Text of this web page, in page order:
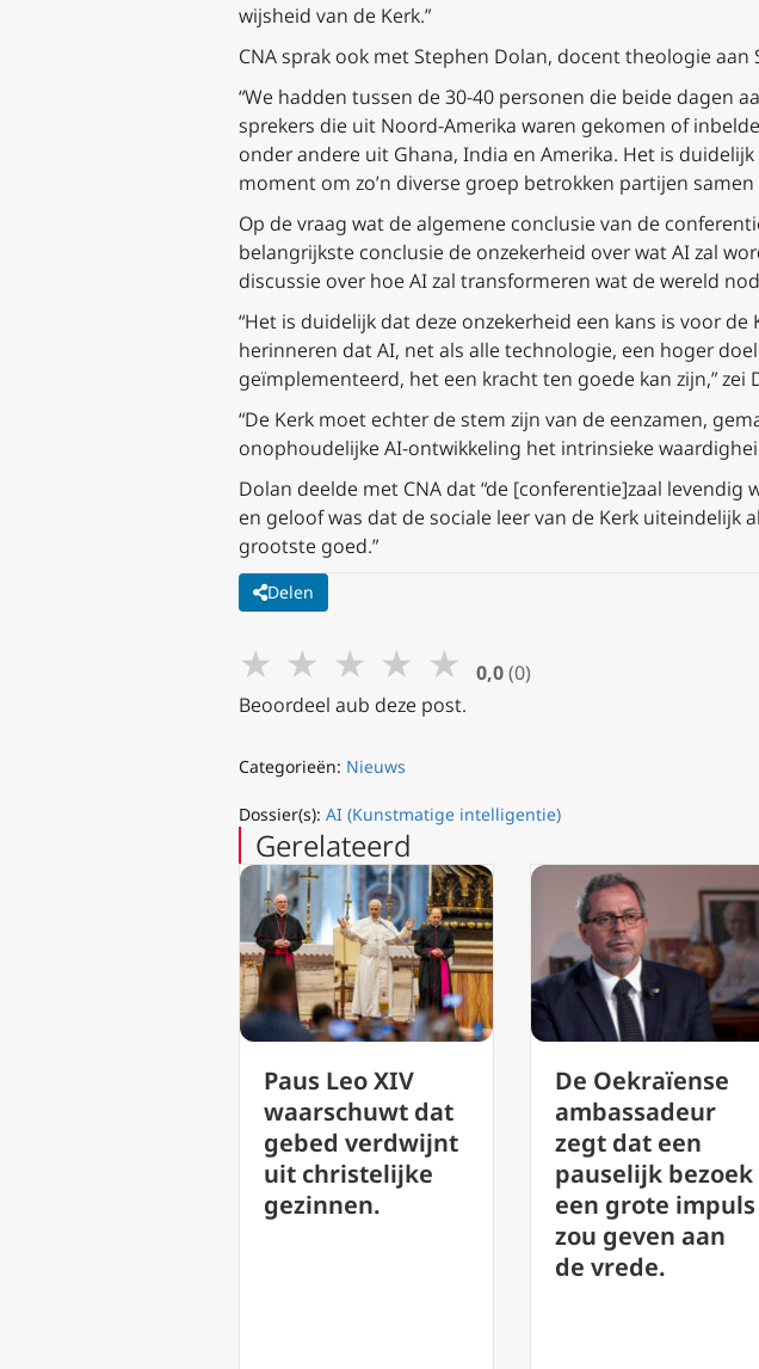
wijsheid van de Kerk.”
CNA sprak ook met Stephen Dolan, docent theologie aan
“We hadden tussen de 30-40 personen die beide dagen
sprekers die uit Noord-Amerika waren gekomen of
onder andere uit Ghana, India en Amerika. Het is
moment om zo’n diverse groep betrokken partijen samen
Op de vraag wat de algemene conclusie van de
belangrijkste conclusie de onzekerheid over wat AI zal
discussie over hoe AI zal transformeren wat de wereld
“Het is duidelijk dat deze onzekerheid een kans is voor
herinneren dat AI, net als alle technologie, een hoger
geïmplementeerd, het een kracht ten goede kan zijn,” zei
“De Kerk moet echter de stem zijn van de eenzamen,
onophoudelijke AI-ontwikkeling het intrinsieke
Dolan deelde met CNA dat “de [conferentie]zaal
en geloof was dat de sociale leer van de Kerk
grootste goed.”
Delen
★ ★ ★ ★ ★ 0,0 (0)
Beoordeel aub deze post.
Categorieën: Nieuws
Dossier(s): AI (Kunstmatige intelligentie)
Gerelateerd
De Oekraïense
ambassadeur
zegt dat een
pauselijk bezoek
een grote impuls
‘Lofzang van de
Vrede’: Leo XIV
presenteert de
schoonheid van
muziek als een
weg naar God